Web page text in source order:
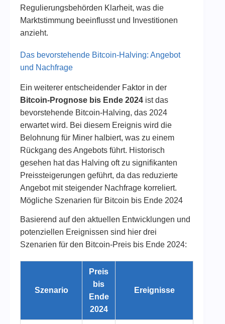
Regulierungsbehörden Klarheit, was die
Marktstimmung beeinflusst und Investitionen
anzieht.
Das bevorstehende Bitcoin-Halving: Angebot
und Nachfrage
Ein weiterer entscheidender Faktor in der
Bitcoin-Prognose bis Ende 2024 ist das
bevorstehende Bitcoin-Halving, das 2024
erwartet wird. Bei diesem Ereignis wird die
Belohnung für Miner halbiert, was zu einem
Rückgang des Angebots führt. Historisch
gesehen hat das Halving oft zu signifikanten
Preissteigerungen geführt, da das reduzierte
Angebot mit steigender Nachfrage korreliert​.
Mögliche Szenarien für Bitcoin bis Ende 2024
Basierend auf den aktuellen Entwicklungen und
potenziellen Ereignissen sind hier drei
Szenarien für den Bitcoin-Preis bis Ende 2024:
Szenario
Preis
bis
Ende
2024
Ereignisse